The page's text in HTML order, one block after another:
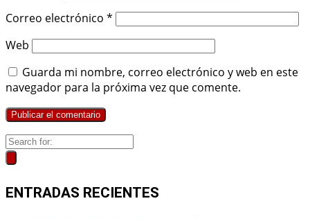
Correo electrónico *
Web
Guarda mi nombre, correo electrónico y web en este
navegador para la próxima vez que comente.
ENTRADAS RECIENTES